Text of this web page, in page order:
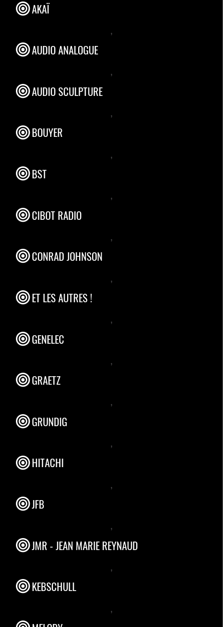
AKAÏ
,
AUDIO ANALOGUE
,
AUDIO SCULPTURE
,
BOUYER
,
BST
,
CIBOT RADIO
,
CONRAD JOHNSON
,
ET LES AUTRES !
,
GENELEC
,
GRAETZ
,
GRUNDIG
,
HITACHI
,
JFB
,
JMR - JEAN MARIE REYNAUD
,
KEBSCHULL
,